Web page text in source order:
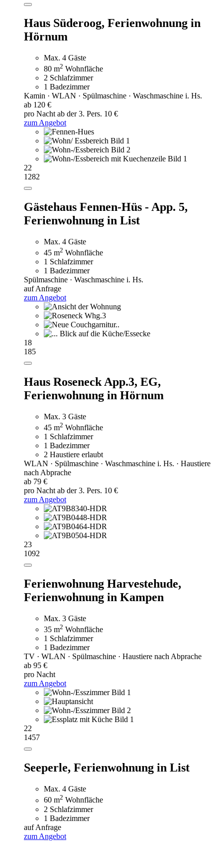
Haus Süderoog, Ferienwohnung in
Hörnum
Max. 4 Gäste
80 m2 Wohnfläche
2 Schlafzimmer
1 Badezimmer
Kamin · WLAN · Spülmaschine · Waschmaschine i. Hs.
ab 120 €
pro Nacht ab der 3. Pers. 10 €
zum Angebot
22
1282
Gästehaus Fennen-Hüs - App. 5,
Ferienwohnung in List
Max. 4 Gäste
45 m2 Wohnfläche
1 Schlafzimmer
1 Badezimmer
Spülmaschine · Waschmaschine i. Hs.
auf Anfrage
zum Angebot
18
185
Haus Roseneck App.3, EG,
Ferienwohnung in Hörnum
Max. 3 Gäste
45 m2 Wohnfläche
1 Schlafzimmer
1 Badezimmer
2 Haustiere erlaubt
WLAN · Spülmaschine · Waschmaschine i. Hs. · Haustiere
nach Abprache
ab 79 €
pro Nacht ab der 3. Pers. 10 €
zum Angebot
23
1092
Ferienwohnung Harvestehude,
Ferienwohnung in Kampen
Max. 3 Gäste
35 m2 Wohnfläche
1 Schlafzimmer
1 Badezimmer
TV · WLAN · Spülmaschine · Haustiere nach Abprache
ab 95 €
pro Nacht
zum Angebot
22
1457
Seeperle, Ferienwohnung in List
Max. 4 Gäste
60 m2 Wohnfläche
2 Schlafzimmer
1 Badezimmer
auf Anfrage
zum Angebot